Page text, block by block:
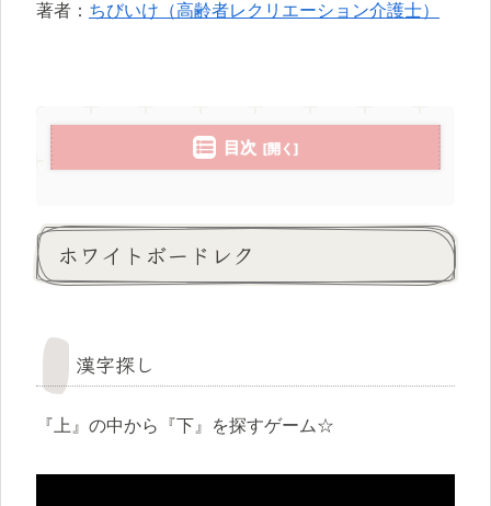
著者： ちびいけ（高齢者レクリエーション介護士）
目次
ホワイトボードレク
漢字探し
『上』の中から『下』を探すゲーム☆